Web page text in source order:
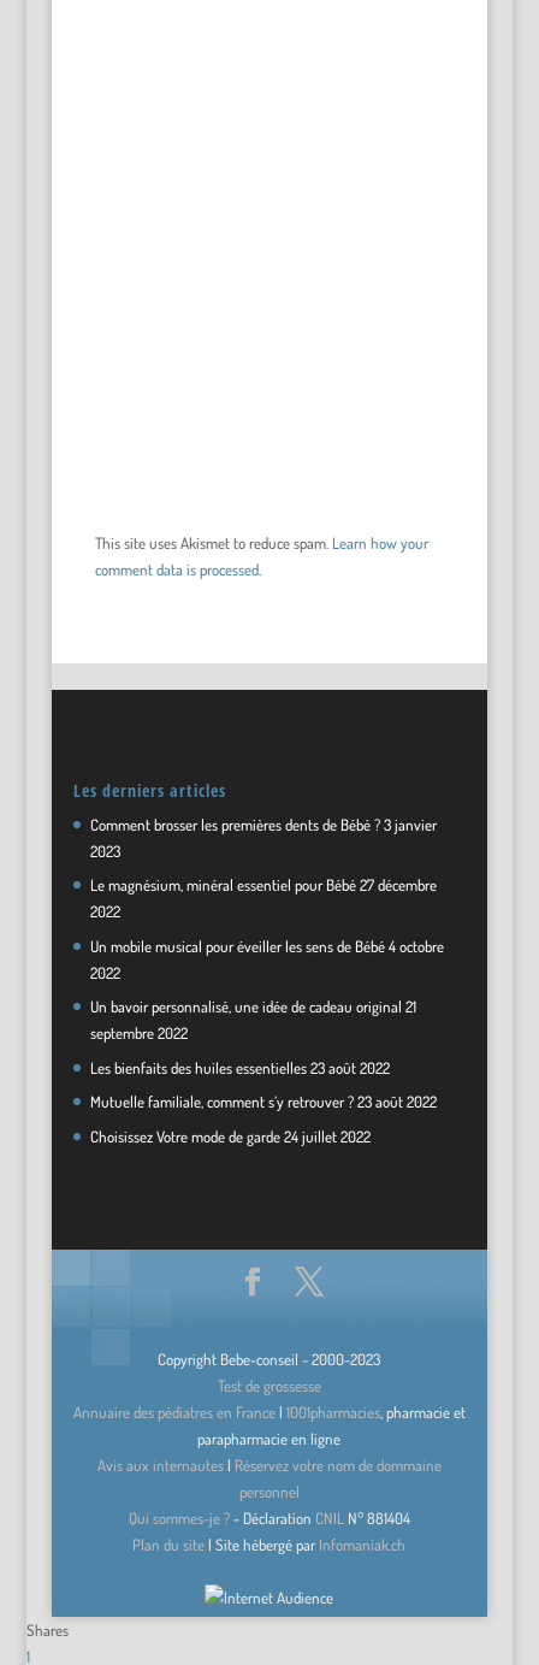
This site uses Akismet to reduce spam. Learn how your
comment data is processed.
Les derniers articles
Comment brosser les premières dents de Bébé ? 3 janvier
2023
Le magnésium, minéral essentiel pour Bébé 27 décembre
2022
Un mobile musical pour éveiller les sens de Bébé 4 octobre
2022
Un bavoir personnalisé, une idée de cadeau original 21
septembre 2022
Les bienfaits des huiles essentielles 23 août 2022
Mutuelle familiale, comment s’y retrouver ? 23 août 2022
Choisissez Votre mode de garde 24 juillet 2022
Copyright Bebe-conseil - 2000-2023
Test de grossesse
Annuaire des pédiatres en France| 1001pharmacies, pharmacie et
parapharmacie en ligne
Avis aux internautes| Réservez votre nom de dommaine
personnel
Qui sommes-je ?- Déclaration CNIL N°881404
Plan du site| Site hébergé parInfomaniak.ch
Shares
1